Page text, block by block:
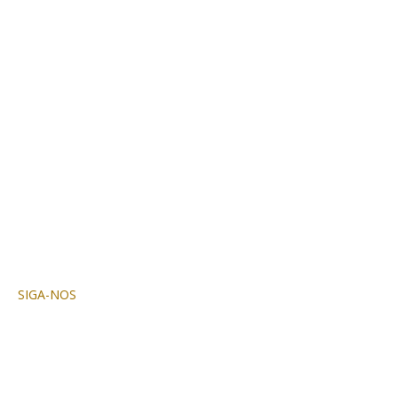
SIGA-NOS